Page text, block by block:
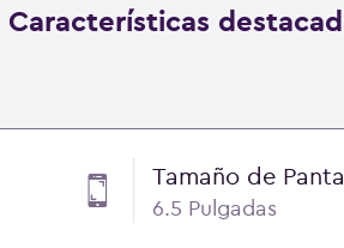
Características
Tamaño de
6.5 Pulgadas